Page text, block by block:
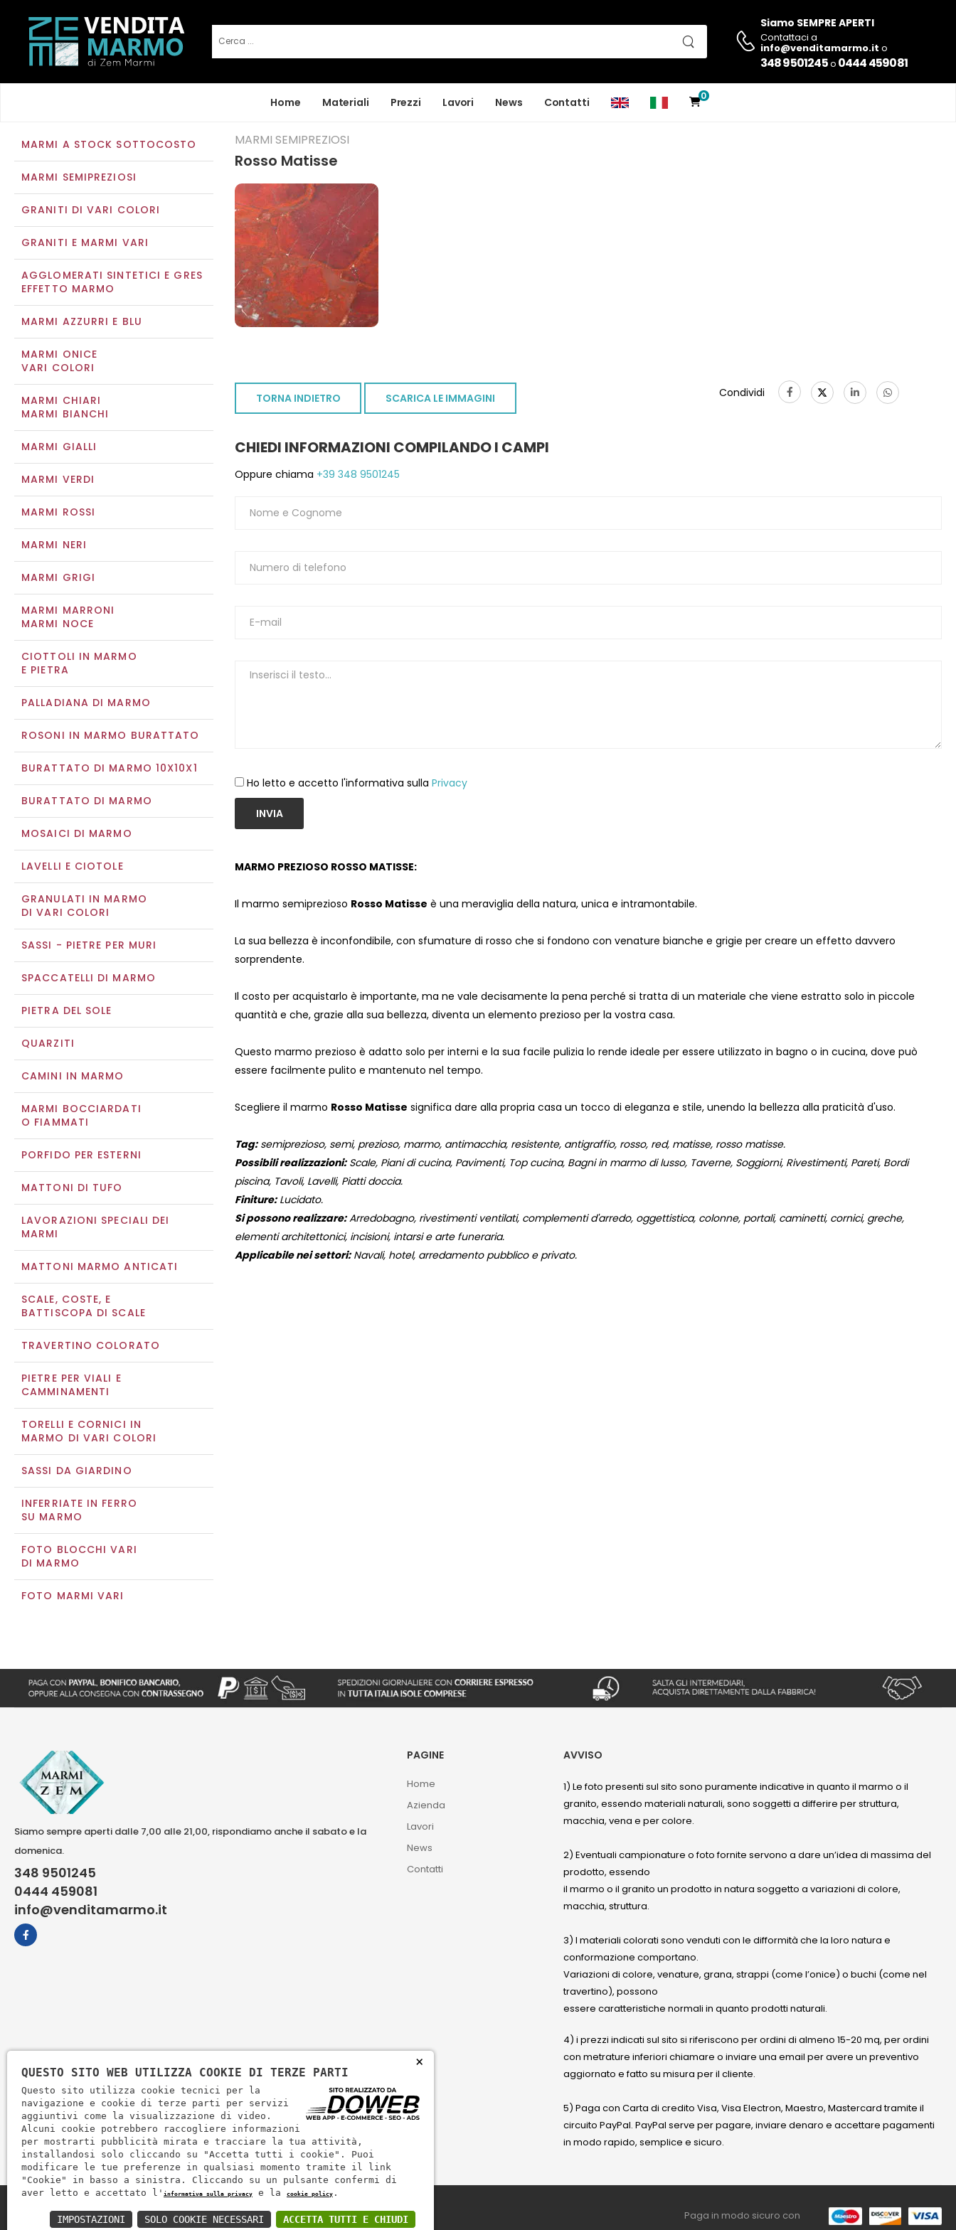
Siamo SEMPRE APERTI
Contattaci a
info@venditamarmo.it o
348 9501245o 0444 459081
Home Materiali Prezzi Lavori News Contatti 0
MARMI A STOCK SOTTOCOSTO
MARMI SEMIPREZIOSI
GRANITI DI VARI COLORI
GRANITI E MARMI VARI
AGGLOMERATI SINTETICI E GRES
EFFETTO MARMO
MARMI AZZURRI E BLU
MARMI ONICE
VARI COLORI
MARMI CHIARI
MARMI BIANCHI
MARMI GIALLI
MARMI VERDI
MARMI ROSSI
MARMI NERI
MARMI GRIGI
MARMI MARRONI
MARMI NOCE
CIOTTOLI IN MARMO
E PIETRA
PALLADIANA DI MARMO
ROSONI IN MARMO BURATTATO
BURATTATO DI MARMO 10X10X1
BURATTATO DI MARMO
MOSAICI DI MARMO
LAVELLI E CIOTOLE
GRANULATI IN MARMO
DI VARI COLORI
SASSI - PIETRE PER MURI
SPACCATELLI DI MARMO
PIETRA DEL SOLE
QUARZITI
CAMINI IN MARMO
MARMI BOCCIARDATI
O FIAMMATI
PORFIDO PER ESTERNI
MATTONI DI TUFO
LAVORAZIONI SPECIALI DEI
MARMI
MATTONI MARMO ANTICATI
SCALE, COSTE, E
BATTISCOPA DI SCALE
TRAVERTINO COLORATO
PIETRE PER VIALI E
CAMMINAMENTI
TORELLI E CORNICI IN
MARMO DI VARI COLORI
SASSI DA GIARDINO
INFERRIATE IN FERRO
SU MARMO
FOTO BLOCCHI VARI
DI MARMO
FOTO MARMI VARI
MARMI SEMIPREZIOSI
Rosso Matisse
TORNA INDIETRO SCARICA LE IMMAGINI Condividi
CHIEDI INFORMAZIONI COMPILANDO I CAMPI
Oppure chiama +39 348 9501245
Ho letto e accetto l'informativa sulla Privacy
INVIA
MARMO PREZIOSO ROSSO MATISSE:
Il marmo semiprezioso Rosso Matisse è una meraviglia della natura, unica e intramontabile.
La sua bellezza è inconfondibile, con sfumature di rosso che si fondono con venature bianche e grigie per creare un effetto davvero
sorprendente.
Il costo per acquistarlo è importante, ma ne vale decisamente la pena perché si tratta di un materiale che viene estratto solo in piccole
quantità e che, grazie alla sua bellezza, diventa un elemento prezioso per la vostra casa.
Questo marmo prezioso è adatto solo per interni e la sua facile pulizia lo rende ideale per essere utilizzato in bagno o in cucina, dove può
essere facilmente pulito e mantenuto nel tempo.
Scegliere il marmo Rosso Matisse significa dare alla propria casa un tocco di eleganza e stile, unendo la bellezza alla praticità d'uso.
Tag:semiprezioso, semi, prezioso, marmo, antimacchia, resistente, antigraffio, rosso, red, matisse, rosso matisse.
Possibili realizzazioni:Scale, Piani di cucina, Pavimenti, Top cucina, Bagni in marmo di lusso, Taverne, Soggiorni, Rivestimenti, Pareti, Bordi
piscina, Tavoli, Lavelli, Piatti doccia.
Finiture:Lucidato.
Si possono realizzare:Arredobagno, rivestimenti ventilati, complementi d'arredo, oggettistica, colonne, portali, caminetti, cornici, greche,
elementi architettonici, incisioni, intarsi e arte funeraria.
Applicabile nei settori:Navali, hotel, arredamento pubblico e privato.
Siamo sempre aperti dalle 7,00 alle 21,00, rispondiamo anche il sabato e la
domenica.
348 9501245
0444 459081
info@venditamarmo.it
PAGINE
Home
Azienda
Lavori
News
Contatti
AVVISO
1) Le foto presenti sul sito sono puramente indicative in quanto il marmo o il
granito, essendo materiali naturali, sono soggetti a differire per struttura,
macchia, vena e per colore.
2) Eventuali campionature o foto fornite servono a dare un’idea di massima del
prodotto, essendo
il marmo o il granito un prodotto in natura soggetto a variazioni di colore,
macchia, struttura.
3) I materiali colorati sono venduti con le difformità che la loro natura e
conformazione comportano.
Variazioni di colore, venature, grana, strappi (come l’onice) o buchi (come nel
travertino), possono
essere caratteristiche normali in quanto prodotti naturali.
4) i prezzi indicati sul sito si riferiscono per ordini di almeno 15-20 mq, per ordini
con metrature inferiori chiamare o inviare una email per avere un preventivo
aggiornato e fatto su misura per il cliente.
5) Paga con Carta di credito Visa, Visa Electron, Maestro, Mastercard tramite il
circuito PayPal. PayPal serve per pagare, inviare denaro e accettare pagamenti
in modo rapido, semplice e sicuro.
Zem Marmi P.I. 03463990246 Paga in modo sicuro con
×
QUESTO SITO WEB UTILIZZA COOKIE DI TERZE PARTI
Questo sito utilizza cookie tecnici per la
navigazione e cookie di terze parti per servizi
aggiuntivi come la visualizzazione di video.
Alcuni cookie potrebbero raccogliere informazioni
per mostrarti pubblicità mirata e tracciare la tua attività,
installandosi solo cliccando su "Accetta tutti i cookie". Puoi
modificare le tue preferenze in qualsiasi momento tramite il link
"Cookie" in basso a sinistra. Cliccando su un pulsante confermi di
aver letto e accettato l' informativa sulla privacy e la cookie policy .
ACCETTA TUTTI E CHIUDI
SOLO COOKIE NECESSARI
IMPOSTAZIONI